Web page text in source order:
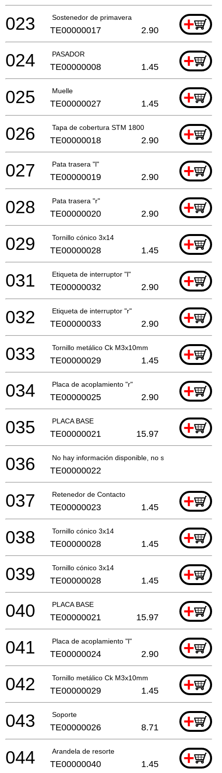
Sostenedor de primavera +
023 TE00000017 2.90
PASADOR +
024 TE00000008 1.45
Muelle +
025 TE00000027 1.45
Tapa de cobertura STM 1800 +
026 TE00000018 2.90
Pata trasera "l" +
027 TE00000019 2.90
Pata trasera "r" +
028 TE00000020 2.90
Tornillo cónico 3x14 +
029 TE00000028 1.45
Etiqueta de interruptor "l" +
031 TE00000032 2.90
Etiqueta de interruptor "r" +
032 TE00000033 2.90
Tornillo metálico Ck M3x10mm +
033 TE00000029 1.45
Placa de acoplamiento "r" +
034 TE00000025 2.90
PLACA BASE +
035 TE00000021 15.97
No hay información disponible, no se puede pedir
036 TE00000022
Retenedor de Contacto +
037 TE00000023 1.45
Tornillo cónico 3x14 +
038 TE00000028 1.45
Tornillo cónico 3x14 +
039 TE00000028 1.45
PLACA BASE +
040 TE00000021 15.97
Placa de acoplamiento "l" +
041 TE00000024 2.90
Tornillo metálico Ck M3x10mm +
042 TE00000029 1.45
Soporte +
043 TE00000026 8.71
Arandela de resorte +
044 TE00000040 1.45